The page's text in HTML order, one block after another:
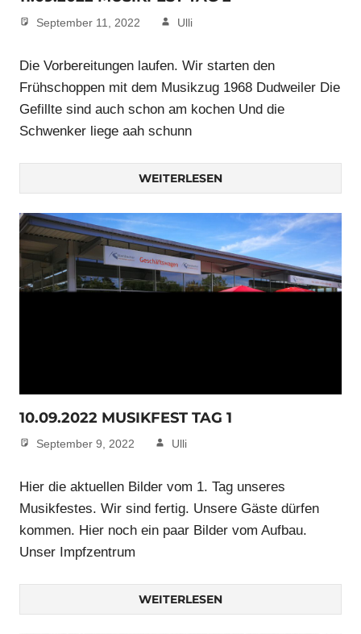
September 11, 2022 Ulli
Die Vorbereitungen laufen. Wir starten den
Frühschoppen mit dem Musikzug 1968 Dudweiler Die
Gefillte sind auch schon am kochen Und die
Schwenker liege aah schunn
WEITERLESEN
10.09.2022 MUSIKFEST TAG 1
September 9, 2022 Ulli
Hier die aktuellen Bilder vom 1. Tag unseres
Musikfestes. Wir sind fertig. Unsere Gäste dürfen
kommen. Hier noch ein paar Bilder vom Aufbau.
Unser Impfzentrum
WEITERLESEN